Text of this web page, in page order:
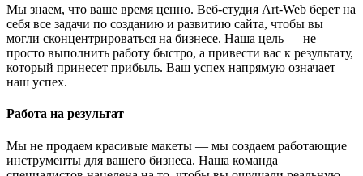
Мы знаем, что ваше время ценно. Веб-студия Art-Web берет на
себя все задачи по созданию и развитию сайта, чтобы вы
могли сконцентрироваться на бизнесе. Наша цель — не
просто выполнить работу быстро, а привести вас к результату,
который принесет прибыль. Ваш успех напрямую означает
наш успех.
Работа на результат
Мы не продаем красивые макеты — мы создаем работающие
инструменты для вашего бизнеса. Наша команда